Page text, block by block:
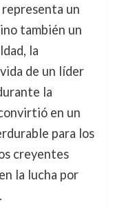
representa un
también un
la
de un líder
la
en un
para los
creyentes
la lucha por